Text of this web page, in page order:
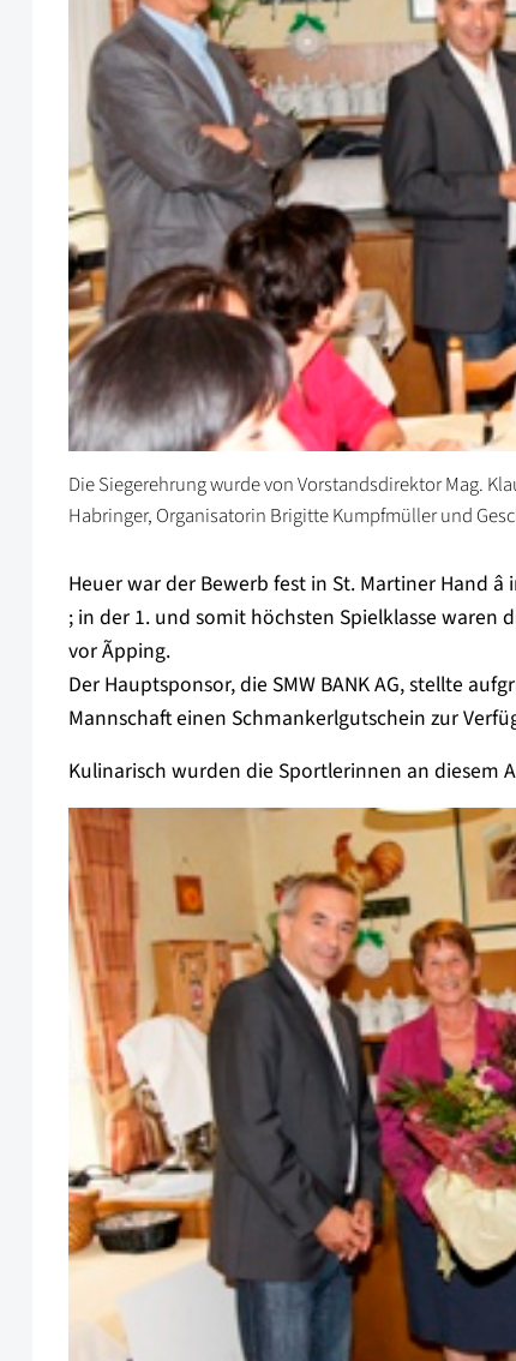
Die Siegerehrung wurde von Vorstandsdirektor Mag.
Habringer, Organisatorin Brigitte Kumpfmüller und
Heuer war der Bewerb fest in St. Martiner Hand
; in der 1. und somit höchsten Spielklasse waren
vor Ãpping.
Der Hauptsponsor, die SMW BANK AG, stellte
Mannschaft einen Schmankerlgutschein zur
Kulinarisch wurden die Sportlerinnen an diesem